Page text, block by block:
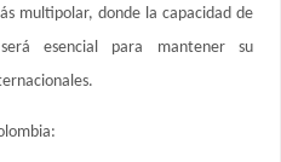
multipolar, donde la capacidad de
esencial para mantener su